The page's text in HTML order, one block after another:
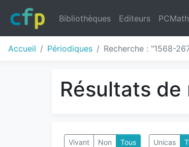
Bibliothèques Editeurs PCMath
Accueil Périodiques Recherche : "1568-
Résultats
Vivant Non Tous Unicas